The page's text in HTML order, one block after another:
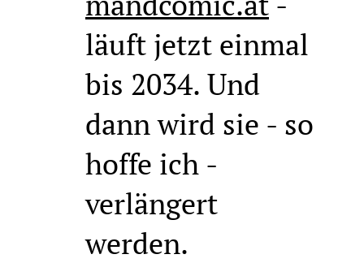
läuft jetzt einmal
bis 2034. Und
dann wird sie - so
hoffe ich -
verlängert
werden.